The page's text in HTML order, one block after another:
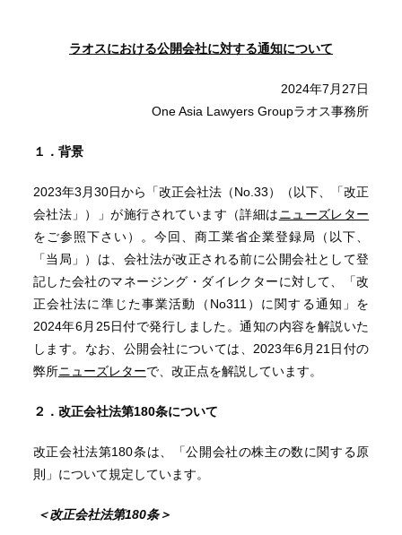
ラオスにおける公開会社に対する通知について
2024年7月27日
One Asia Lawyers Groupラオス事務所
１．背景
2023年3月30日から「改正会社法（No.33）（以下、「改正
会社法」）」が施行されています（詳細はニューズレター
をご参照下さい）。今回、商工業省企業登録局（以下、
「当局」）は、会社法が改正される前に公開会社として登
記した会社のマネージング・ダイレクターに対して、「改
正会社法に準じた事業活動（No311）に関する通知」を
2024年6月25日付で発行しました。通知の内容を解説いた
します。なお、公開会社については、2023年6月21日付の
弊所ニューズレターで、改正点を解説しています。
２．改正会社法第180条について
改正会社法第180条は、「公開会社の株主の数に関する原
則」について規定しています。
＜改正会社法第180条＞